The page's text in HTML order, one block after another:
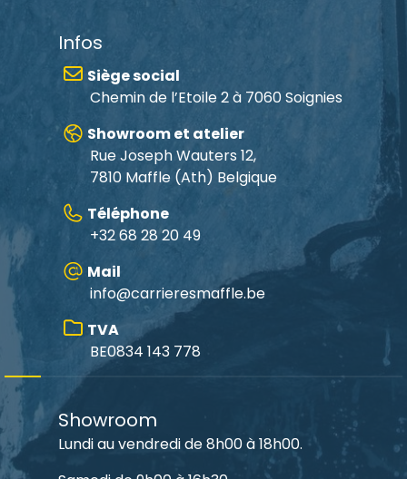
Infos
Siège social
Chemin de l’Etoile 2 à 7060 Soignies
Showroom et atelier
Rue Joseph Wauters 12,
7810 Maffle (Ath) Belgique
Téléphone
+32 68 28 20 49
Mail
info@carrieresmaffle.be
TVA
BE0834 143 778
Showroom
Lundi au vendredi de 8h00 à 18h00.